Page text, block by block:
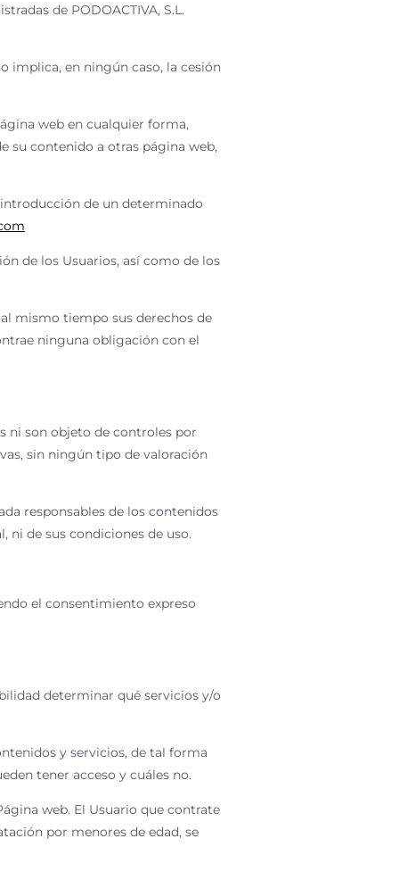
de PODOACTIVA, S.L.
implica, en ningún caso, la cesión
web en cualquier forma,
su contenido a otras página web,
de un determinado
de los Usuarios, así como de los
mismo tiempo sus derechos de
ninguna obligación con el
ni son objeto de controles por
sin ningún tipo de valoración
responsables de los contenidos
ni de sus condiciones de uso.
el consentimiento expreso
determinar qué servicios y/o
y servicios, de tal forma
tener acceso y cuáles no.
web. El Usuario que contrate
por menores de edad, se